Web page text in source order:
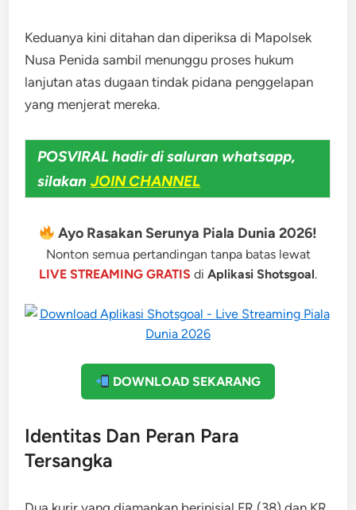
Keduanya kini ditahan dan diperiksa di Mapolsek
Nusa Penida sambil menunggu proses hukum
lanjutan atas dugaan tindak pidana penggelapan
yang menjerat mereka.
POSVIRAL hadir di saluran whatsapp,
silakan JOIN CHANNEL
Ayo Rasakan Serunya Piala Dunia 2026!
Nonton semua pertandingan tanpa batas lewat
LIVE STREAMING GRATIS di Aplikasi Shotsgoal.
DOWNLOAD SEKARANG
Identitas Dan Peran Para
Tersangka